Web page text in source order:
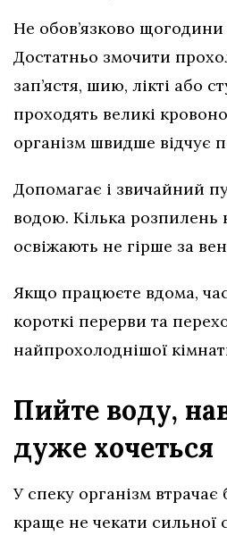
Не обов’язково
Достатньо змочити
зап’ястя, шию, лікті або
проходять великі
організм швидше відчує
Допомагає і звичайний
водою. Кілька розпилень
освіжають не гірше за
Якщо працюєте вдома, час
короткі перерви та
найпрохолоднішої
Пийте воду,
дуже хочеться
У спеку організм втрачає
краще не чекати сильної